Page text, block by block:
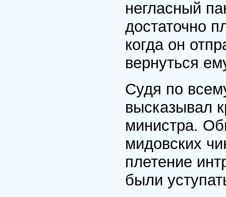
негласный
достаточно
когда он
вернуться
Судя по
высказывал
министра.
мидовских
плетение
были